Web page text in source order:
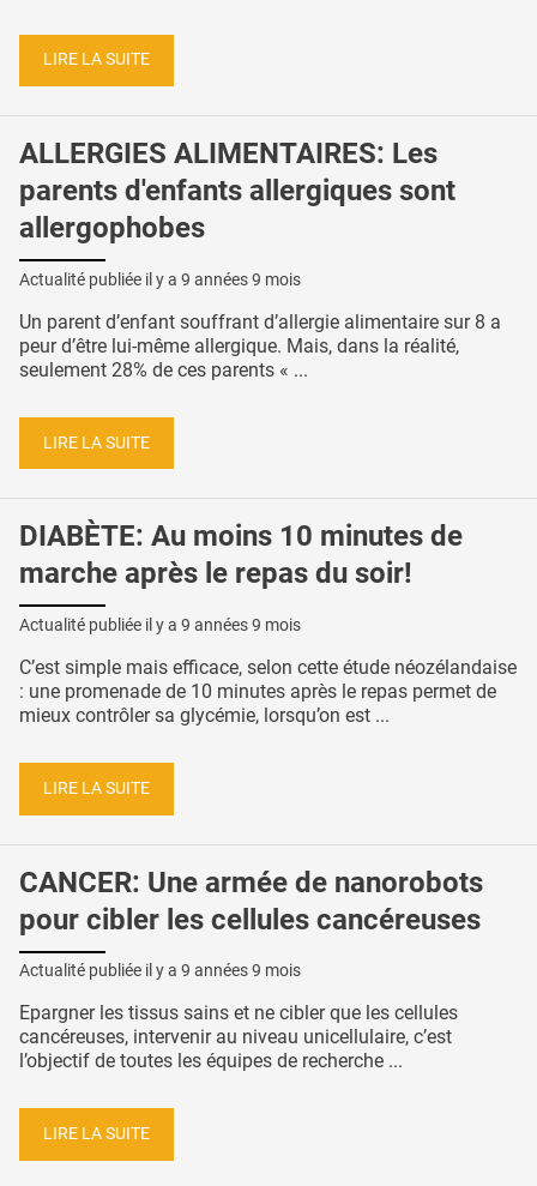
LIRE LA SUITE
ALLERGIES ALIMENTAIRES: Les
parents d'enfants allergiques sont
allergophobes
Actualité publiée il y a 9 années 9 mois
Un parent d’enfant souffrant d’allergie alimentaire sur 8 a
peur d’être lui-même allergique. Mais, dans la réalité,
seulement 28% de ces parents « ...
LIRE LA SUITE
DIABÈTE: Au moins 10 minutes de
marche après le repas du soir!
Actualité publiée il y a 9 années 9 mois
C’est simple mais efficace, selon cette étude néozélandaise
: une promenade de 10 minutes après le repas permet de
mieux contrôler sa glycémie, lorsqu’on est ...
LIRE LA SUITE
CANCER: Une armée de nanorobots
pour cibler les cellules cancéreuses
Actualité publiée il y a 9 années 9 mois
Epargner les tissus sains et ne cibler que les cellules
cancéreuses, intervenir au niveau unicellulaire, c’est
l’objectif de toutes les équipes de recherche ...
LIRE LA SUITE